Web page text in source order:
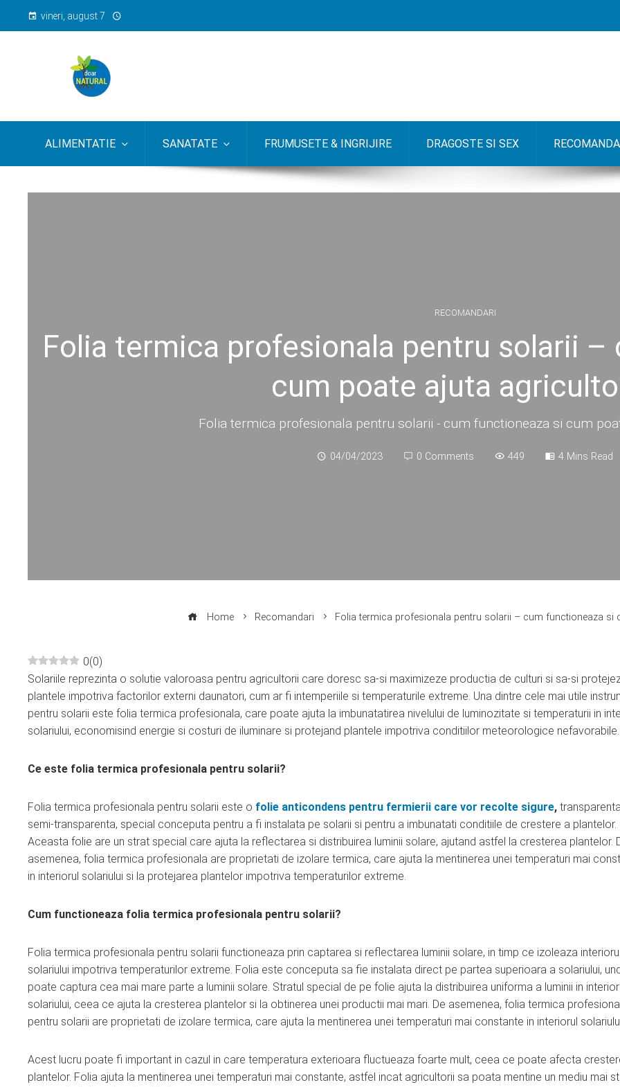
vineri, august 7
ALIMENTATIE SANATATE FRUMUSETE & INGRIJIRE DRAGOSTE SI SEX
RECOMANDARI
Folia termica profesionala pentru solarii
cum poate ajuta
Folia termica profesionala pentru solarii - cum functioneaza si cum
04/04/2023 0 Comments 449 4 Mins Read
Home Recomandari Folia termica profesionala pentru solarii – cum functioneaza si
0(0)
Solariile reprezinta o solutie valoroasa pentru agricultorii care doresc sa-si maximizeze productia de culturi si sa-si
plantele impotriva factorilor externi daunatori, cum ar fi intemperiile si temperaturile extreme. Una dintre cele mai utile
pentru solarii este folia termica profesionala, care poate ajuta la imbunatatirea nivelului de luminozitate si temperaturii in
solariului, economisind energie si costuri de iluminare si protejand plantele impotriva conditiilor meteorologice nefavorabile.
Ce este folia termica profesionala pentru solarii?
Folia termica profesionala pentru solarii este o folie anticondens pentru fermierii care vor recolte sigure,
semi-transparenta, special conceputa pentru a fi instalata pe solarii si pentru a imbunatati conditiile de crestere a plantelor.
Aceasta folie are un strat special care ajuta la reflectarea si distribuirea luminii solare, ajutand astfel la cresterea plantelor.
asemenea, folia termica profesionala are proprietati de izolare termica, care ajuta la mentinerea unei temperaturi mai
in interiorul solariului si la protejarea plantelor impotriva temperaturilor extreme.
Cum functioneaza folia termica profesionala pentru solarii?
Folia termica profesionala pentru solarii functioneaza prin captarea si reflectarea luminii solare, in timp ce izoleaza
solariului impotriva temperaturilor extreme. Folia este conceputa sa fie instalata direct pe partea superioara a solariului,
poate captura cea mai mare parte a luminii solare. Stratul special de pe folie ajuta la distribuirea uniforma a luminii in
solariului, ceea ce ajuta la cresterea plantelor si la obtinerea unei productii mai mari. De asemenea, folia termica
pentru solarii are proprietati de izolare termica, care ajuta la mentinerea unei temperaturi mai constante in interiorul
Acest lucru poate fi important in cazul in care temperatura exterioara fluctueaza foarte mult, ceea ce poate afecta
plantelor. Folia ajuta la mentinerea unei temperaturi mai constante, astfel incat agricultorii sa poata mentine un mediu mai